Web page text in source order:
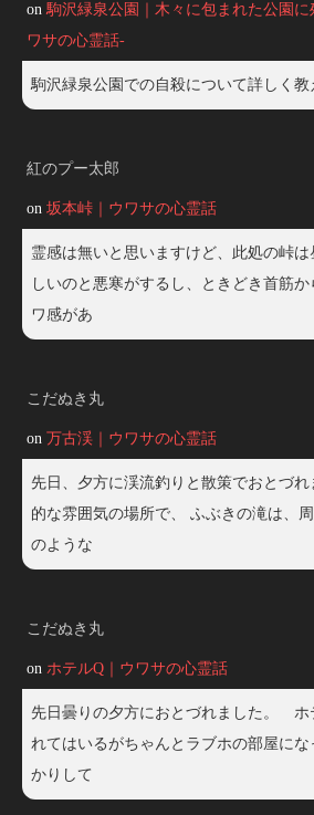
on駒沢緑泉公園｜木々に包まれた公園
ワサの心霊話-
駒沢緑泉公園での自殺について詳しく教
紅のプー太郎
on 坂本峠｜ウワサの心霊話
霊感は無いと思いますけど、此処の峠
しいのと悪寒がするし、ときどき首筋
ワ感があ
こだぬき丸
on 万古渓｜ウワサの心霊話
先日、夕方に渓流釣りと散策でおとづ
的な雰囲気の場所で、 ふぶきの滝は、
のような
こだぬき丸
on ホテルQ｜ウワサの心霊話
先日曇りの夕方におとづれました。 ホ
れてはいるがちゃんとラブホの部屋に
かりして